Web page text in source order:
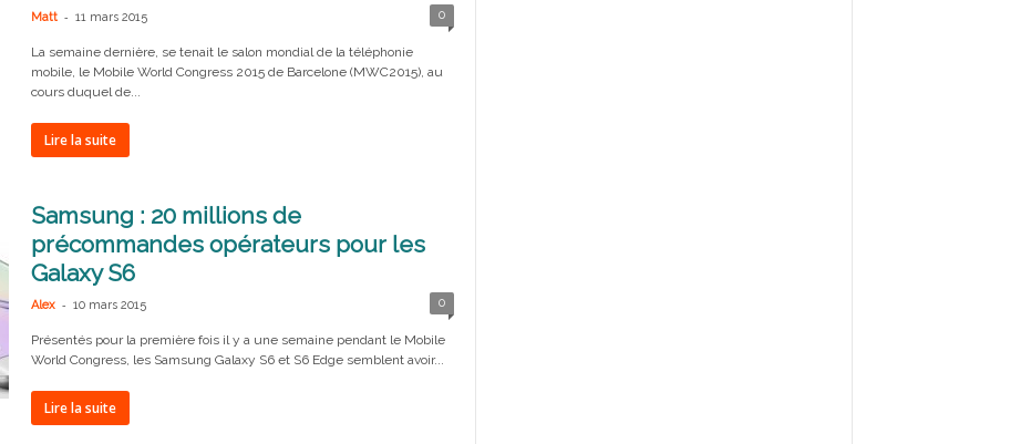
Matt - 11 mars 2015 0
La semaine dernière, se tenait le salon mondial de la téléphonie
mobile, le Mobile World Congress 2015 de Barcelone (MWC2015), au
cours duquel de...
Lire la suite
Samsung : 20 millions de
précommandes opérateurs pour les
Galaxy S6
Alex - 10 mars 2015 0
Présentés pour la première fois il y a une semaine pendant le Mobile
World Congress, les Samsung Galaxy S6 et S6 Edge semblent avoir...
Lire la suite